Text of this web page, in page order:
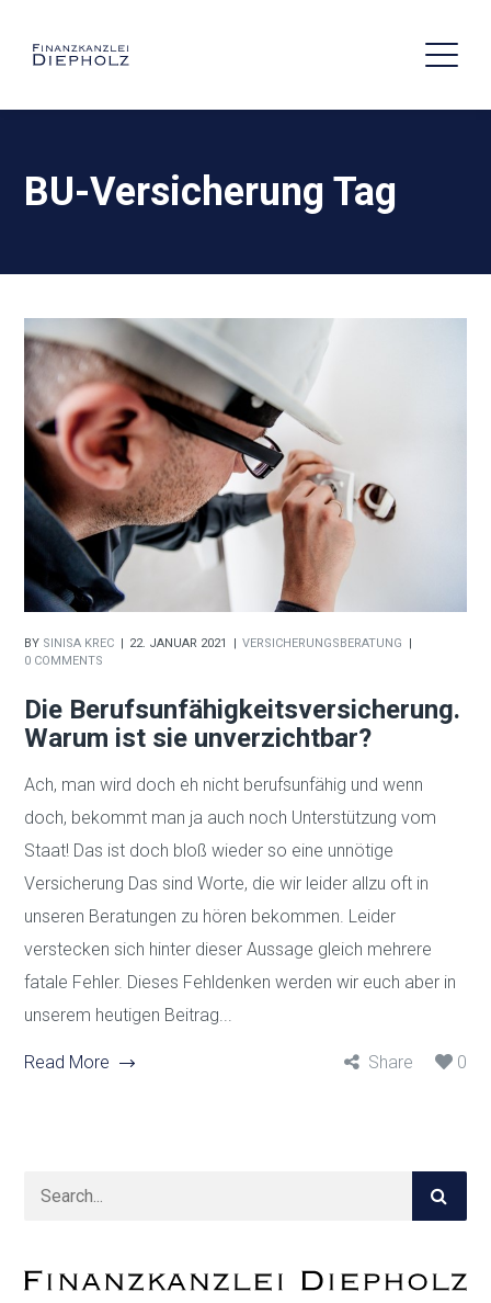
BU-Versicherung Tag
BY SINISA KREC 22. JANUAR 2021
VERSICHERUNGSBERATUNG
0 COMMENTS
Die Berufsunfähigkeitsversicherung.
Warum ist sie unverzichtbar?
Ach, man wird doch eh nicht berufsunfähig und wenn
doch, bekommt man ja auch noch Unterstützung vom
Staat! Das ist doch bloß wieder so eine unnötige
Versicherung Das sind Worte, die wir leider allzu oft in
unseren Beratungen zu hören bekommen. Leider
verstecken sich hinter dieser Aussage gleich mehrere
fatale Fehler. Dieses Fehldenken werden wir euch aber in
unserem heutigen Beitrag...
Read More Share 0